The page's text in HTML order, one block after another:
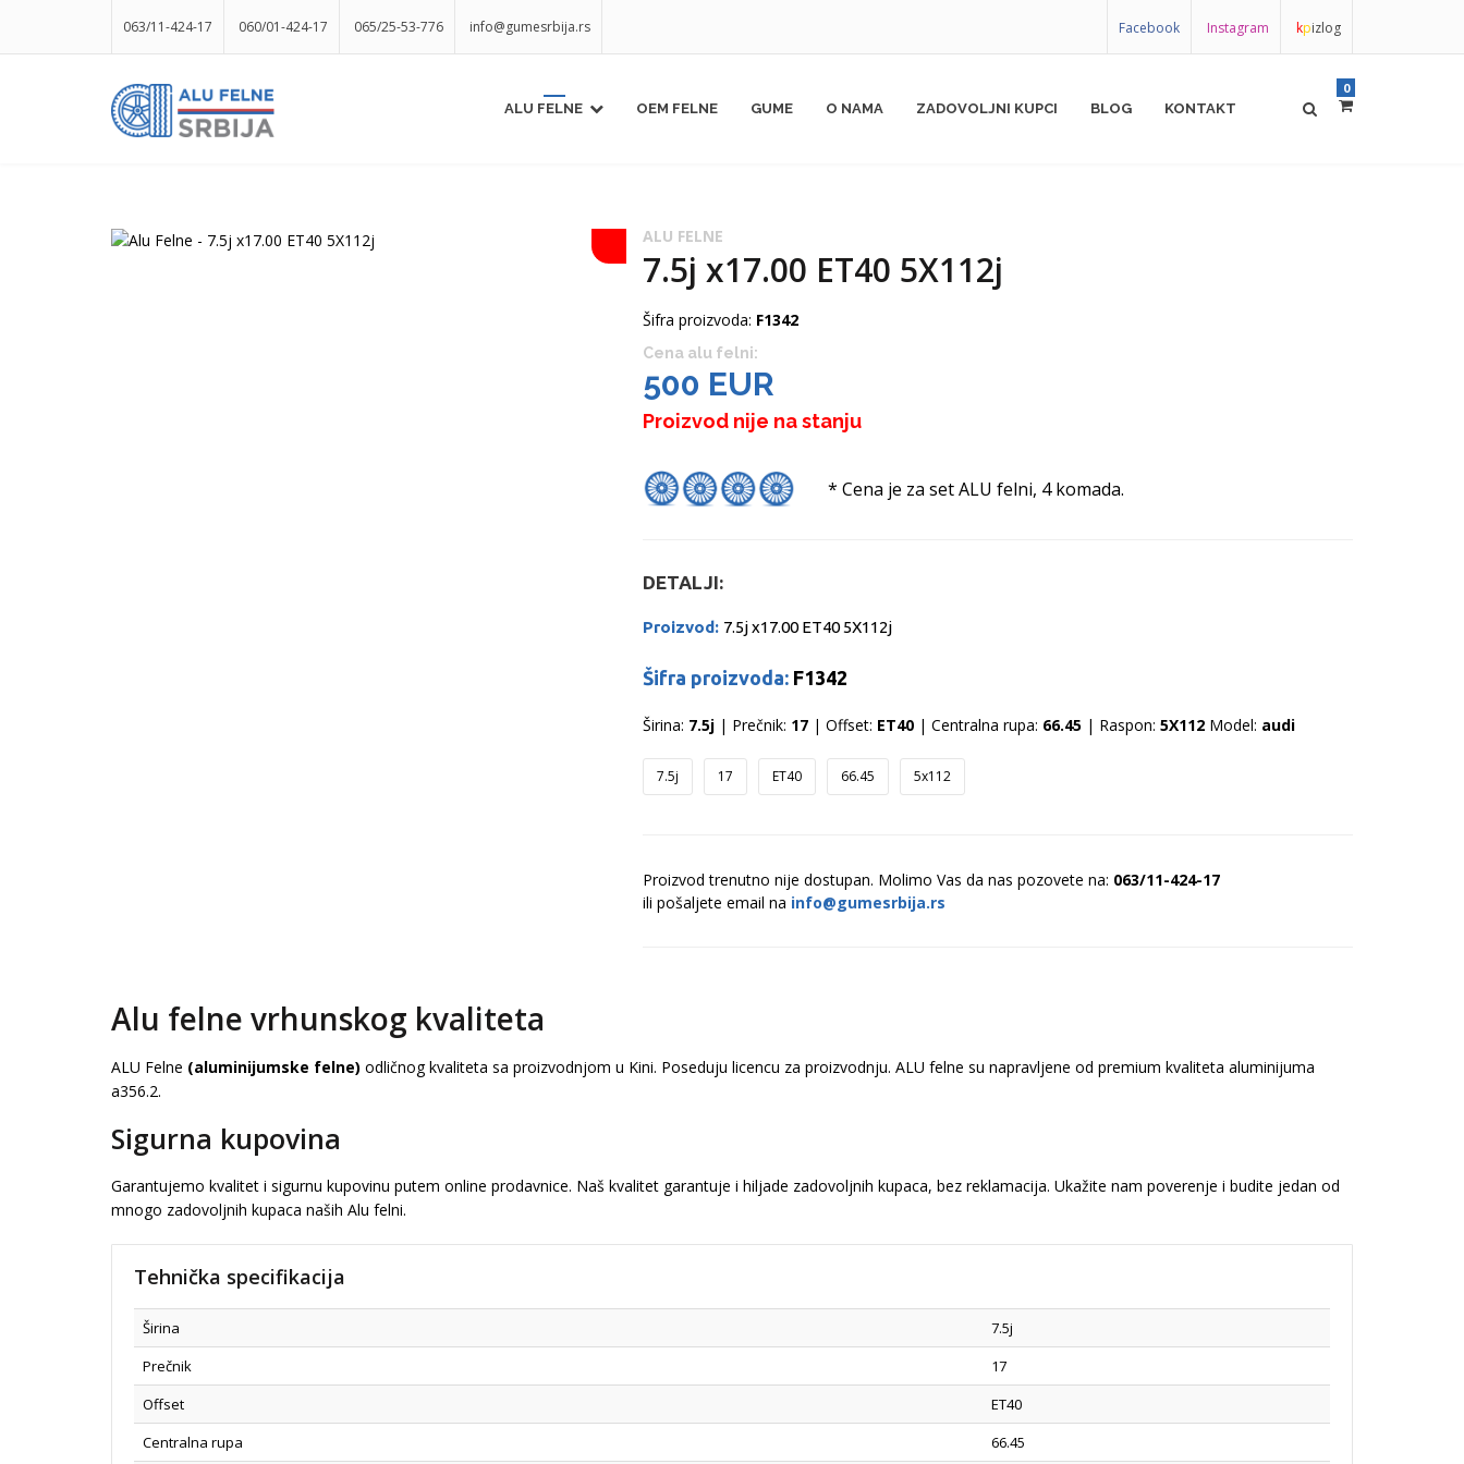
063/11-424-17 060/01-424-17 065/25-53-776 info@gumesrbija.rs Facebook Instagram kpizlog
ALU FELNE OEM FELNE GUME O NAMA ZADOVOLJNI KUPCI BLOG KONTAKT
0
ALU FELNE
7.5j x17.00 ET40 5X112j
Šifra proizvoda: F1342
Cena alu felni:
500 EUR
Proizvod nije na stanju
* Cena je za set ALU felni, 4 komada.
DETALJI:
Proizvod: 7.5j x17.00 ET40 5X112j
Šifra proizvoda: F1342
Širina: 7.5j| Prečnik: 17| Offset: ET40| Centralna rupa: 66.45| Raspon: 5X112Model: audi
7.5j 17 ET40 66.45 5x112
Proizvod trenutno nije dostupan. Molimo Vas da nas pozovete na: 063/11-424-17
ili pošaljete email na info@gumesrbija.rs
Alu felne vrhunskog kvaliteta
ALU Felne (aluminijumske felne) odličnog kvaliteta sa proizvodnjom u Kini. Poseduju licencu za proizvodnju. ALU felne su napravljene od premium kvaliteta aluminijuma
a356.2.
Sigurna kupovina
Garantujemo kvalitet i sigurnu kupovinu putem online prodavnice. Naš kvalitet garantuje i hiljade zadovoljnih kupaca, bez reklamacija. Ukažite nam poverenje i budite jedan od
mnogo zadovoljnih kupaca naših Alu felni.
Tehnička specifikacija
Širina
7.5j
Prečnik
17
Offset
ET40
Centralna rupa
66.45